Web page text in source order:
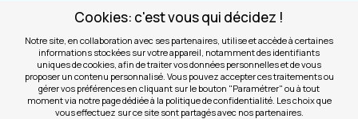
Cookies: c'est vous qui décidez !
Notre site, en collaboration avec ses partenaires, utilise et accède à certaines
informations stockées sur votre appareil, notamment des identifiants
uniques de cookies, afin de traiter vos données personnelles et de vous
proposer un contenu personnalisé. Vous pouvez accepter ces traitements ou
gérer vos préférences en cliquant sur le bouton "Paramétrer" ou à tout
moment via notre page dédiée à la politique de confidentialité. Les choix que
vous effectuez sur ce site sont partagés avec nos partenaires.
S'INSCRIRE AUX OFFRES COMMERCIALES
Inscription
notre
newsletter
Valider